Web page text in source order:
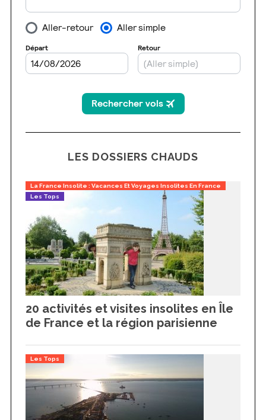
LES DOSSIERS CHAUDS
La France Insolite : Vacances Et Voyages Insolites En France
Les Tops
20 activités et visites insolites en Île
de France et la région parisienne
Les Tops